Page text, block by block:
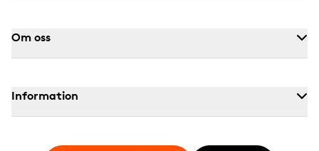
Om oss
Information